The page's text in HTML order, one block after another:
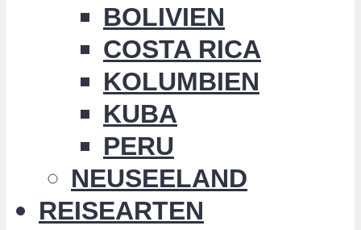
BOLIVIEN
COSTA RICA
KOLUMBIEN
KUBA
PERU
NEUSEELAND
REISEARTEN